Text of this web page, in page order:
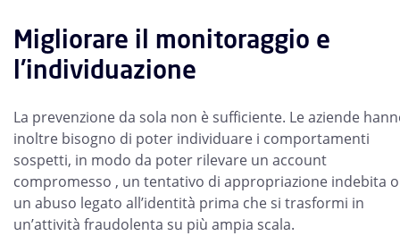
Migliorare il monitoraggio e
l'individuazione
La prevenzione da sola non è sufficiente. Le aziende
inoltre bisogno di poter individuare i comportamenti
sospetti, in modo da poter rilevare un account
compromesso , un tentativo di appropriazione indebita o
un abuso legato all’identità prima che si trasformi in
un’attività fraudolenta su più ampia scala.